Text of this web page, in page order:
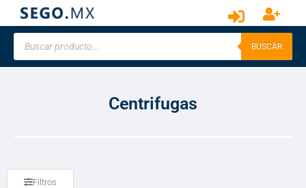
BUSCAR
Centrifugas
Filtros